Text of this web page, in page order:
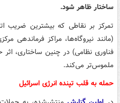
ساختار ظاهر شود.
تمرکز بر نقاطی که بیشترین ضریب
(مانند نیروگاه‌ها، مراکز فرماندهی
فناوری نظامی) در چنین ساختاری، اثر
ملموس‌تر می‌کند.
حمله به قلب تپنده انرژی اسرائیل